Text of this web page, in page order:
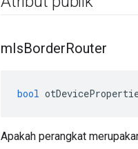
mIsBorderRouter
bool
Apakah perangkat